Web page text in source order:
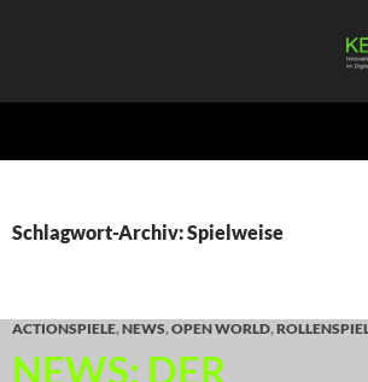
Schlagwort-Archiv: Spielweise
ACTIONSPIELE,NEWS,OPEN WORLD,
NEWS: DER